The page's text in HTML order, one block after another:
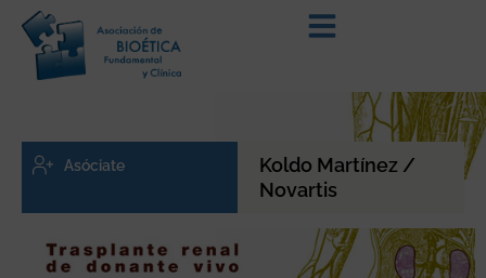
Koldo Martínez /
Novartis
Asóciate